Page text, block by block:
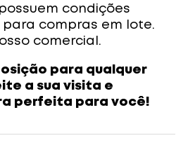
condições
compras em lote.
comercial.
para qualquer
a sua visita e
perfeita para você!